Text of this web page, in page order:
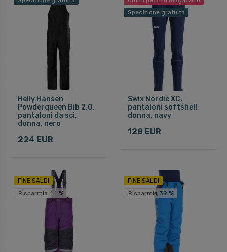
Helly Hansen
Powderqueen Bib 2.0,
pantaloni da sci,
donna, nero
224 EUR
Spedizione gratuita
Swix Nordic XC,
pantaloni softshell,
donna, navy
128 EUR
FINE SALDI
Risparmia 44 %
FINE SALDI
Risparmia 39 %